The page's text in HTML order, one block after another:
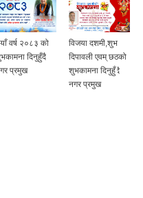
दशमी,शुभ
एवम् छठको
दिनुहुँदै
१७ औँ नगरसभाको
वार्षिक नीति तथा
कार्यक्रम र बजेट
वक्तव्य प्रस्तुत गर्दै